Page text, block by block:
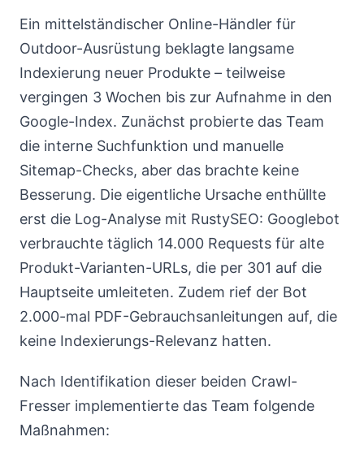
Ein mittelständischer Online-Händler für
Outdoor-Ausrüstung beklagte langsame
Indexierung neuer Produkte – teilweise
vergingen 3 Wochen bis zur Aufnahme in den
Google-Index. Zunächst probierte das Team
die interne Suchfunktion und manuelle
Sitemap-Checks, aber das brachte keine
Besserung. Die eigentliche Ursache enthüllte
erst die Log-Analyse mit RustySEO: Googlebot
verbrauchte täglich 14.000 Requests für alte
Produkt-Varianten-URLs, die per 301 auf die
Hauptseite umleiteten. Zudem rief der Bot
2.000-mal PDF-Gebrauchsanleitungen auf, die
keine Indexierungs-Relevanz hatten.
Nach Identifikation dieser beiden Crawl-
Fresser implementierte das Team folgende
Maßnahmen: